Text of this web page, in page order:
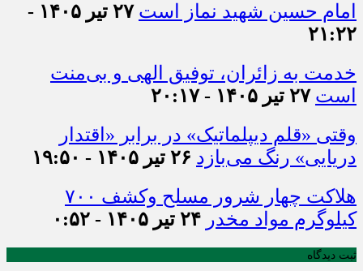
امام حسین شهید نماز است
۲۷ تیر ۱۴۰۵ -
۲۱:۲۲
خدمت به زائران، توفیق الهی و بی‌منت
است ۲۷ تیر ۱۴۰۵ - ۲۰:۱۷
وقتی «قلم دیپلماتیک» در برابر «اقتدار
دریایی» رنگ می‌بازد ۲۶ تیر ۱۴۰۵ - ۱۹:۵۰
هلاکت چهار شرور مسلح وکشف ۷۰۰
کیلوگرم مواد مخدر ۲۴ تیر ۱۴۰۵ - ۰:۵۲
ثبت دیدگاه